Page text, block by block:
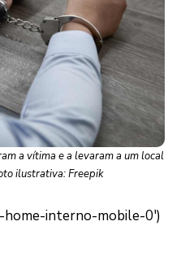
a vítima e a levaram a um local
ilustrativa: Freepik